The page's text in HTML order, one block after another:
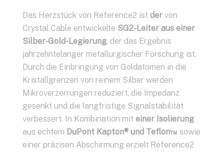
Das Herzstück von Reference2 ist der von
Crystal Cable entwickelte SG2-Leiter aus einer
Silber-Gold-Legierung, der das Ergebnis
jahrzehntelanger metallurgischer Forschung ist.
Durch die Einbringung von Goldatomen in die
Kristallgrenzen von reinem Silber werden
Mikroverzerrungen reduziert, die Impedanz
gesenkt und die langfristige Signalstabilität
verbessert. In Kombination mit einer Isolierung
aus echtem DuPont Kapton® und Teflon™ sowie
einer präzisen Abschirmung erzielt Reference2